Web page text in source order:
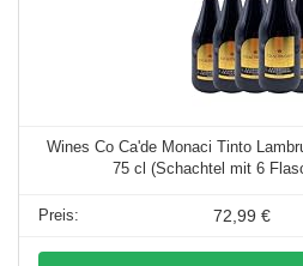
Wines Co Ca'de Monaci Tinto
75 cl (Schachtel mit 6
72,99 €